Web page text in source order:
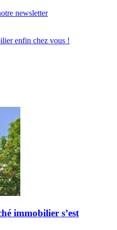
newsletter
enfin chez vous !
immobilier s’est